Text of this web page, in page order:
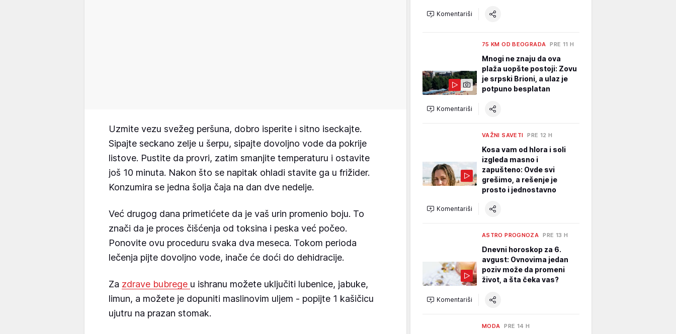
Uzmite vezu svežeg peršuna, dobro isperite i sitno iseckajte.
Sipajte seckano zelje u šerpu, sipajte dovoljno vode da pokrije
listove. Pustite da provri, zatim smanjite temperaturu i ostavite
još 10 minuta. Nakon što se napitak ohladi stavite ga u frižider.
Konzumira se jedna šolja čaja na dan dve nedelje.
Već drugog dana primetićete da je vaš urin promenio boju. To
znači da je proces čišćenja od toksina i peska već počeo.
Ponovite ovu proceduru svaka dva meseca. Tokom perioda
lečenja pijte dovoljno vode, inače će doći do dehidracije.
Za zdrave bubrege u ishranu možete uključiti lubenice, jabuke,
limun, a možete je dopuniti maslinovim uljem - popijte 1 kašičicu
ujutru na prazan stomak.
Komentariši
75 KM OD BEOGRADA PRE 11 H
Mnogi ne znaju da ova
plaža uopšte postoji: Zovu
je srpski Brioni, a ulaz je
potpuno besplatan
Komentariši
VAŽNI SAVETI PRE 12 H
Kosa vam od hlora i soli
izgleda masno i
zapušteno: Ovde svi
grešimo, a rešenje je
prosto i jednostavno
Komentariši
ASTRO PROGNOZA PRE 13 H
Dnevni horoskop za 6.
avgust: Ovnovima jedan
poziv može da promeni
život, a šta čeka vas?
Komentariši
MODA PRE 14 H